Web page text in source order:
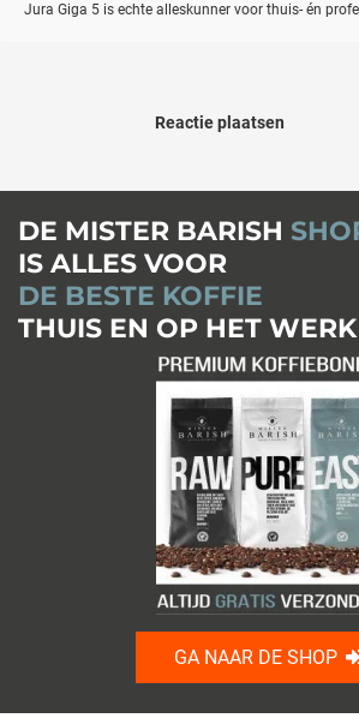
Jura Giga 5 is echte alleskunner voor thuis- én
Reactie plaatsen
DE MISTER BARISH
IS ALLES VOOR
DE BESTE KOFFIE
THUIS EN OP HET WERK
GA NAAR DE SHOP